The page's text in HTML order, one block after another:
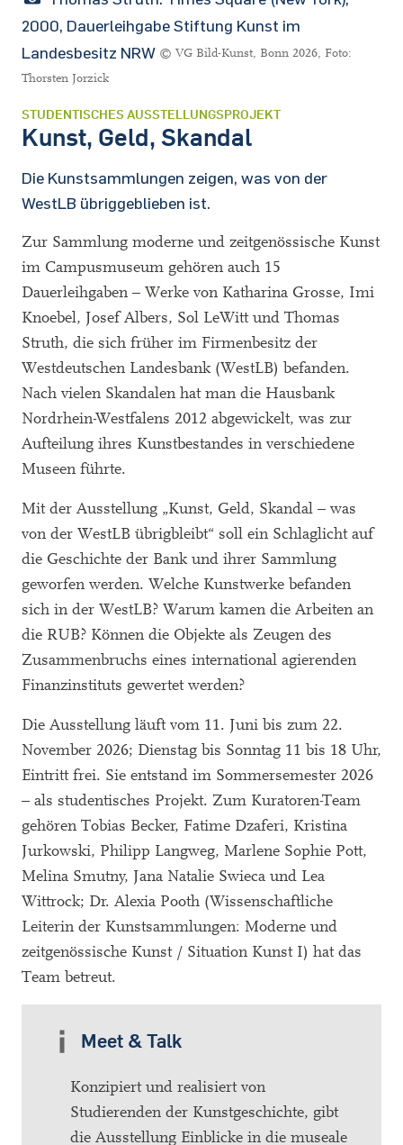
2000, Dauerleihgabe Stiftung Kunst im
Landesbesitz NRW © VG Bild-Kunst, Bonn 2026, Foto:
Thorsten Jorzick
STUDENTISCHES AUSSTELLUNGSPROJEKT
Kunst, Geld, Skandal
Die Kunstsammlungen zeigen, was von der
WestLB übriggeblieben ist.
Zur Sammlung moderne und zeitgenössische Kunst
im Campusmuseum gehören auch 15
Dauerleihgaben – Werke von Katharina Grosse, Imi
Knoebel, Josef Albers, Sol LeWitt und Thomas
Struth, die sich früher im Firmenbesitz der
Westdeutschen Landesbank (WestLB) befanden.
Nach vielen Skandalen hat man die Hausbank
Nordrhein-Westfalens 2012 abgewickelt, was zur
Aufteilung ihres Kunstbestandes in verschiedene
Museen führte.
Mit der Ausstellung „Kunst, Geld, Skandal – was
von der WestLB übrigbleibt“ soll ein Schlaglicht auf
die Geschichte der Bank und ihrer Sammlung
geworfen werden. Welche Kunstwerke befanden
sich in der WestLB? Warum kamen die Arbeiten an
die RUB? Können die Objekte als Zeugen des
Zusammenbruchs eines international agierenden
Finanzinstituts gewertet werden?
Die Ausstellung läuft vom 11. Juni bis zum 22.
November 2026; Dienstag bis Sonntag 11 bis 18 Uhr,
Eintritt frei. Sie entstand im Sommersemester 2026
– als studentisches Projekt. Zum Kuratoren-Team
gehören Tobias Becker, Fatime Dzaferi, Kristina
Jurkowski, Philipp Langweg, Marlene Sophie Pott,
Melina Smutny, Jana Natalie Swieca und Lea
Wittrock; Dr. Alexia Pooth (Wissenschaftliche
Leiterin der Kunstsammlungen: Moderne und
zeitgenössische Kunst / Situation Kunst I) hat das
Team betreut.
Meet & Talk
Konzipiert und realisiert von
Studierenden der Kunstgeschichte, gibt
die Ausstellung Einblicke in die museale